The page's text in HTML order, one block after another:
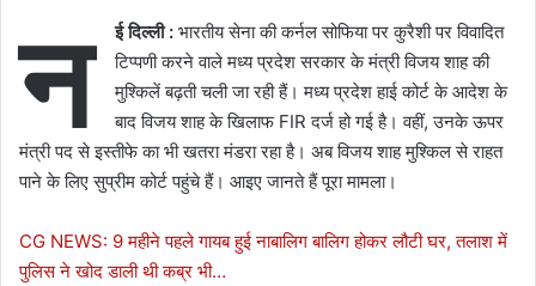
न ई दिल्ली: भारतीय सेना की कर्नल सोफिया पर कुरैशी पर विवादित
टिप्पणी करने वाले मध्य प्रदेश सरकार के मंत्री विजय शाह की
मुश्किलें बढ़ती चली जा रही हैं। मध्य प्रदेश हाई कोर्ट के आदेश के
बाद विजय शाह के खिलाफ FIR दर्ज हो गई है। वहीं, उनके ऊपर
मंत्री पद से इस्तीफे का भी खतरा मंडरा रहा है। अब विजय शाह मुश्किल से राहत
पाने के लिए सुप्रीम कोर्ट पहुंचे हैं। आइए जानते हैं पूरा मामला।
CG NEWS: 9 महीने पहले गायब हुई नाबालिग बालिग होकर लौटी घर, तलाश में
पुलिस ने खोद डाली थी कब्र भी…